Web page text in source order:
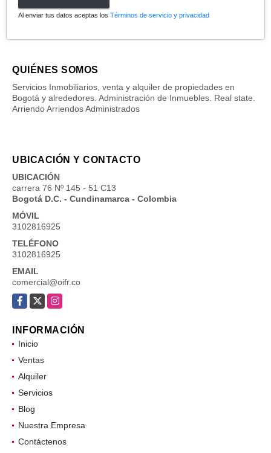
Al enviar tus datos aceptas los Términos de servicio y privacidad
QUIÉNES SOMOS
Servicios Inmobiliarios, venta y alquiler de propiedades en
Bogotá y alrededores. Administración de Inmuebles. Real state.
Arriendo Arriendos Administrados
UBICACIÓN Y CONTACTO
UBICACIÓN
carrera 76 Nº 145 - 51 C13
Bogotá D.C. - Cundinamarca - Colombia
MÓVIL
3102816925
TELÉFONO
3102816925
EMAIL
comercial@oifr.co
Facebook
X Instagram
INFORMACIÓN
Inicio
Ventas
Alquiler
Servicios
Blog
Nuestra Empresa
Contáctenos